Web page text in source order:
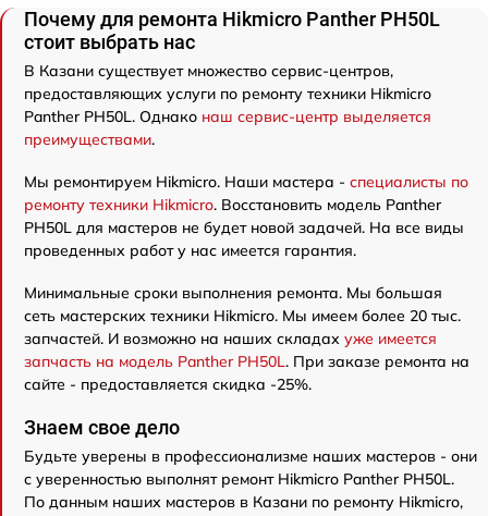
Почему для ремонта Hikmicro Panther PH50L
стоит выбрать нас
В Казани существует множество сервис-центров,
предоставляющих услуги по ремонту техники Hikmicro
Panther PH50L. Однако наш сервис-центр выделяется
преимуществами.
Мы ремонтируем Hikmicro. Наши мастера - специалисты по
ремонту техники Hikmicro. Восстановить модель Panther
PH50L для мастеров не будет новой задачей. На все виды
проведенных работ у нас имеется гарантия.
Минимальные сроки выполнения ремонта. Мы большая
сеть мастерских техники Hikmicro. Мы имеем более 20 тыс.
запчастей. И возможно на наших складах уже имеется
запчасть на модель Panther PH50L. При заказе ремонта на
сайте - предоставляется скидка -25%.
Знаем свое дело
Будьте уверены в профессионализме наших мастеров - они
с уверенностью выполнят ремонт Hikmicro Panther PH50L.
По данным наших мастеров в Казани по ремонту Hikmicro,